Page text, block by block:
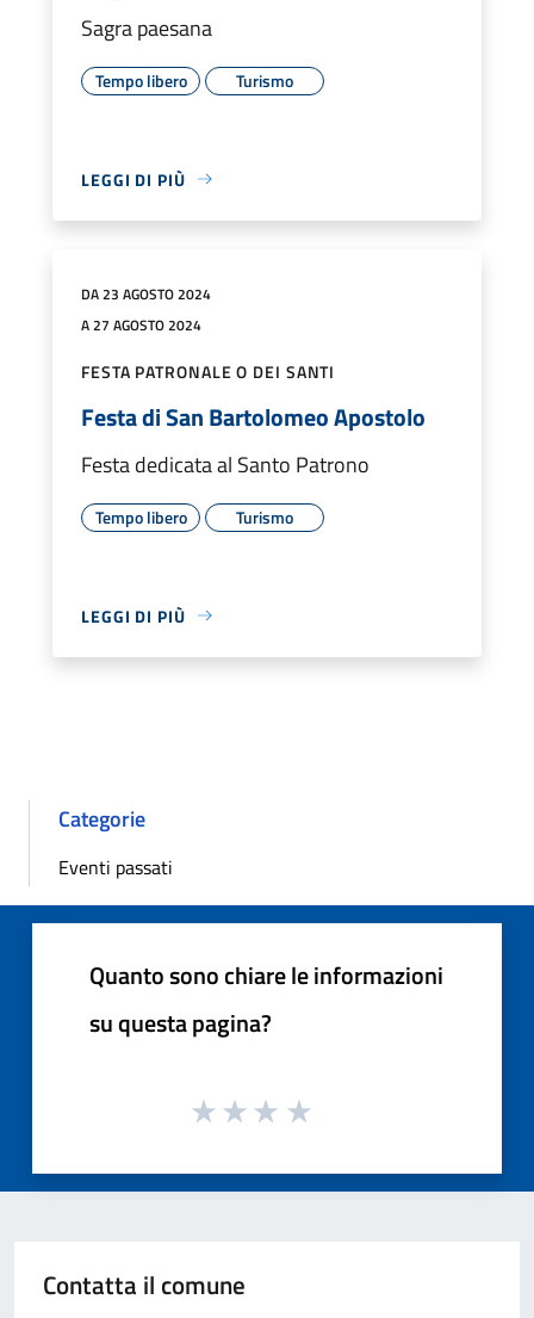
Sagra paesana
Tempo libero Turismo
LEGGI DI PIÙ
DA 23 AGOSTO 2024
A 27 AGOSTO 2024
FESTA PATRONALE O DEI SANTI
Festa di San Bartolomeo Apostolo
Festa dedicata al Santo Patrono
Tempo libero Turismo
LEGGI DI PIÙ
Categorie
Eventi passati
Quanto sono chiare le informazioni
su questa pagina?
Contatta il comune